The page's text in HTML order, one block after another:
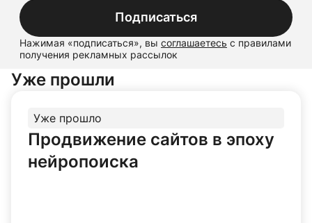
Подписаться
Нажимая «подписаться», вы соглашаетесь с правилами
получения рекламных рассылок
Уже прошли
Уже прошло
Продвижение сайтов в эпоху
нейропоиска